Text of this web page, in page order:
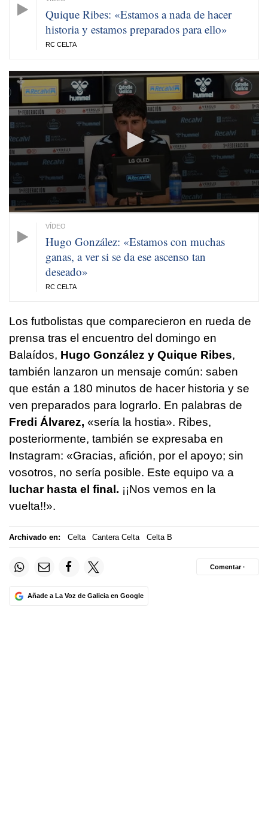
Quique Ribes: «Estamos a nada de hacer
historia y estamos preparados para ello»
RC CELTA
0
seconds
of
minutes,
5
Hugo González: «Estamos con muchas
ganas, a ver si se da ese ascenso tan
deseado»
RC CELTA
Los futbolistas que comparecieron en rueda de
prensa tras el encuentro del domingo en
Balaídos, Hugo González y Quique Ribes,
también lanzaron un mensaje común: saben
que están a 180 minutos de hacer historia y se
ven preparados para lograrlo. En palabras de
Fredi Álvarez, «sería la hostia». Ribes,
posteriormente, también se expresaba en
Instagram: «Gracias, afición, por el apoyo; sin
vosotros, no sería posible. Este equipo va a
luchar hasta el final. ¡¡Nos vemos en la
vuelta!!».
Archivado en: Celta Cantera Celta Celta B
Añade a La Voz de Galicia en Google
Comentar ·